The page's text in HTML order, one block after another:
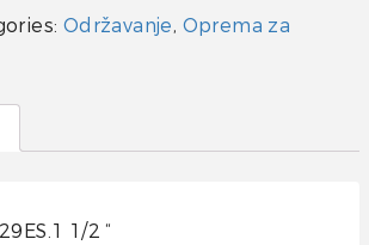
Održavanje, Oprema za
1/2 “